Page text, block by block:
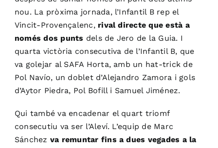
nou. La pròxima jornada, l’Infantil B rep el
Vincit-Provençalenc, rival directe que està a
només dos punts dels de Jero de la Guia. I
quarta victòria consecutiva de l’Infantil B, que
va golejar al SAFA Horta, amb un hat-trick de
Pol Navío, un doblet d’Alejandro Zamora i gols
d’Aytor Piedra, Pol Bofill i Samuel Jiménez.
Qui també va encadenar el quart triomf
consecutiu va ser l’Aleví. L’equip de Marc
Sánchez va remuntar fins a dues vegades a la